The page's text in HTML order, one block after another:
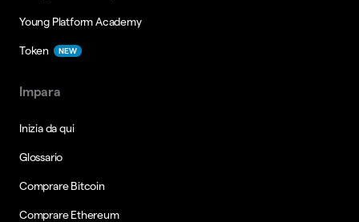
Young Platform Academy
Token NEW
Impara
Inizia da qui
Glossario
Comprare Bitcoin
Comprare Ethereum